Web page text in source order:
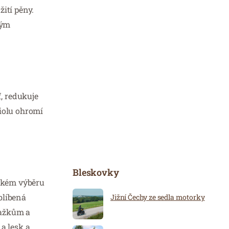
pěny.
redukuje
ohromí
výběru
a
lesk a
Bleskovky
Jižní Čechy ze sedla motorky